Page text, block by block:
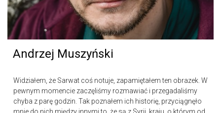
Andrzej Muszyński
Widziałem, że Sarwat coś notuje, zapamiętałem ten obrazek. W
pewnym momencie zaczęliśmy rozmawiać i przegadaliśmy
chyba z parę godzin. Tak poznałem ich historię, przyciągnęło